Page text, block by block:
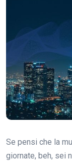
Se pensi che la
giornate, beh, sei